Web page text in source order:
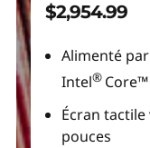
$2,954.99
Alimenté
Intel®
Écran
pouces